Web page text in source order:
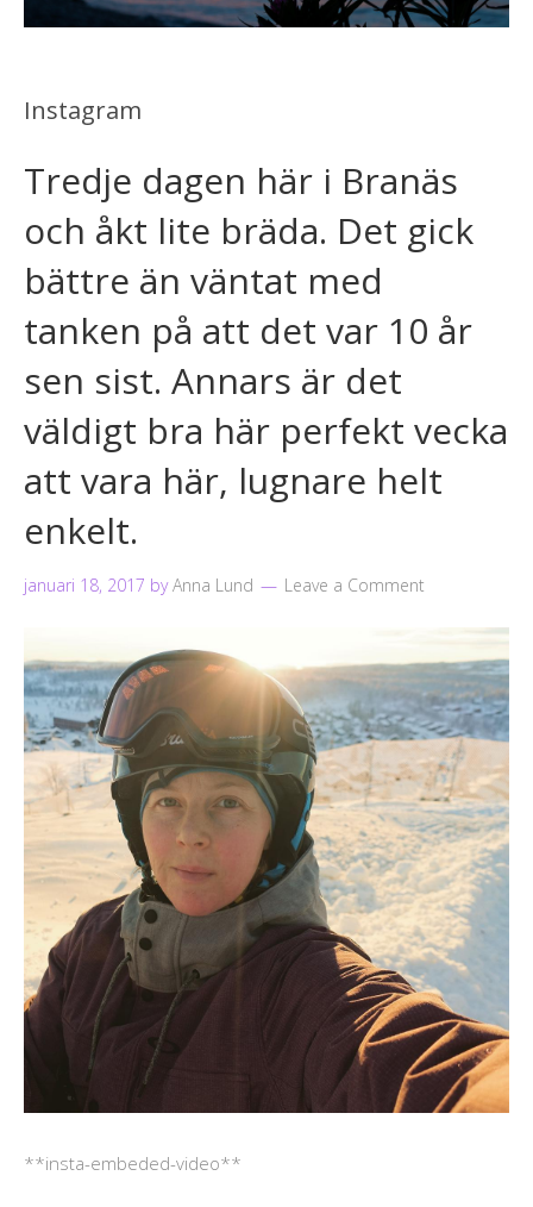
Instagram
Tredje dagen här i Branäs
och åkt lite bräda. Det gick
bättre än väntat med
tanken på att det var 10 år
sen sist. Annars är det
väldigt bra här perfekt vecka
att vara här, lugnare helt
enkelt.
januari 18, 2017 byAnna Lund Leave a Comment
**insta-embeded-video**